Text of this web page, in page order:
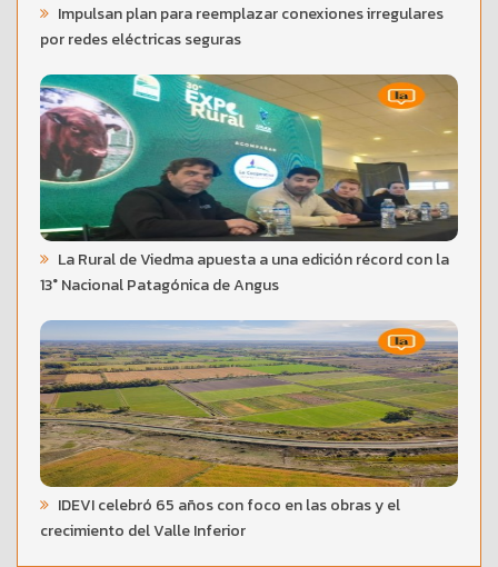
Impulsan plan para reemplazar conexiones irregulares
por redes eléctricas seguras
La Rural de Viedma apuesta a una edición récord con la
13° Nacional Patagónica de Angus
IDEVI celebró 65 años con foco en las obras y el
crecimiento del Valle Inferior